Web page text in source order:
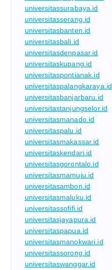
universitassurabaya.id
universitasserang.id
universitasbanten.id
universitasbali.id
universitasdenpasar.id
universitaskupang.id
universitaspontianak.id
universitaspalangkaraya.id
universitasbanjarbaru.id
universitastanjungselor.id
universitasmanado.id
universitaspalu.id
universitasmakassar.id
universitaskendari.id
universitasgorontalo.id
universitasmamuju.id
universitasambon.id
universitasmaluku.id
universitassofifi.id
universitasjayapura.id
universitaspapua.id
universitasmanokwari.id
universitassorong.id
universitaswanggar.id